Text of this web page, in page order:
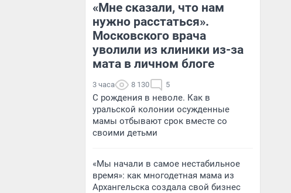
Надежда Губарь
«Мне сказали, что нам
нужно расстаться».
Московского врача
уволили из клиники из-за
мата в личном блоге
3 часа 8 130 5
С рождения в неволе. Как в
уральской колонии осужденные
мамы отбывают срок вместе со
своими детьми
«Мы начали в самое нестабильное
время»: как многодетная мама из
Архангельска создала свой бизнес